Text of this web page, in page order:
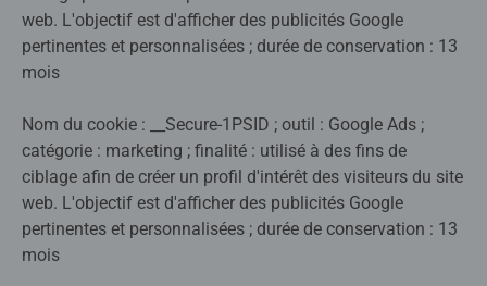
web. L'objectif est d'afficher des publicités Google
pertinentes et personnalisées ; durée de conservation : 13
mois
Nom du cookie : __Secure-1PSID ; outil : Google Ads ;
catégorie : marketing ; finalité : utilisé à des fins de
ciblage afin de créer un profil d'intérêt des visiteurs du site
web. L'objectif est d'afficher des publicités Google
pertinentes et personnalisées ; durée de conservation : 13
mois